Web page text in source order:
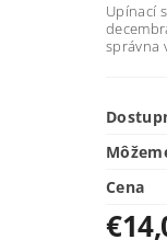
Upínací
správna
Cena